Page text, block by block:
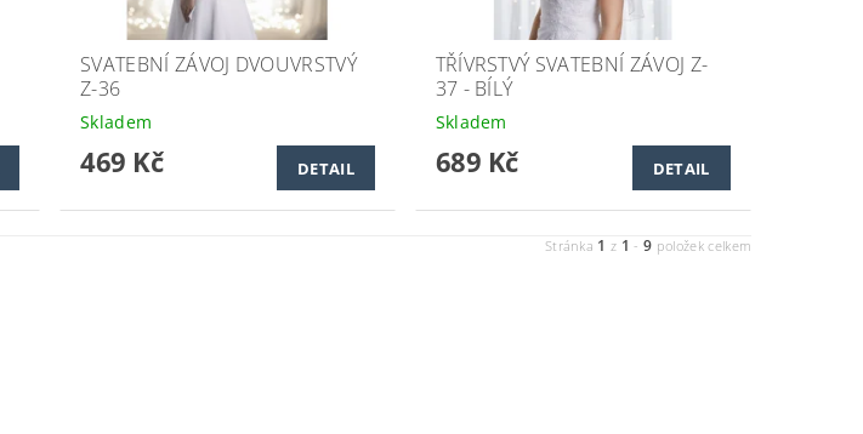
SVATEBNÍ ZÁVOJ DVOUVRSTVÝ
Z-36
Skladem
469 Kč DETAIL
TŘÍVRSTVÝ SVATEBNÍ ZÁVOJ Z-
37 - BÍLÝ
Skladem
689 Kč DETAIL
Stránka 1 z 1 -9 položek celkem